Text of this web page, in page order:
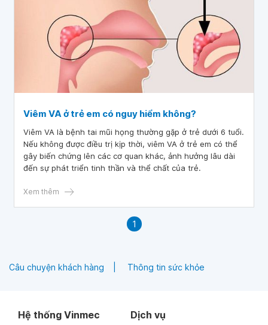
Viêm VA ở trẻ em có nguy hiểm không?
Viêm VA là bệnh tai mũi họng thường gặp ở trẻ dưới 6 tuổi.
Nếu không được điều trị kịp thời, viêm VA ở trẻ em có thể
gây biến chứng lên các cơ quan khác, ảnh hưởng lâu dài
đến sự phát triển tinh thần và thể chất của trẻ.
Xem thêm
1
Câu chuyện khách hàng Thông tin sức khỏe
Hệ thống Vinmec Dịch vụ